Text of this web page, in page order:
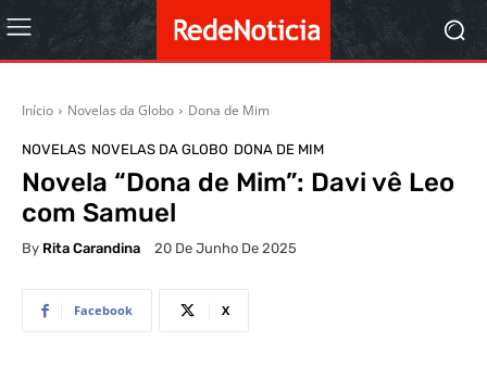
Início Novelas da Globo Dona de Mim
NOVELAS NOVELAS DA GLOBO DONA DE MIM
Novela “Dona de Mim”: Davi vê Leo
com Samuel
By Rita Carandina 20 De Junho De 2025
Facebook X